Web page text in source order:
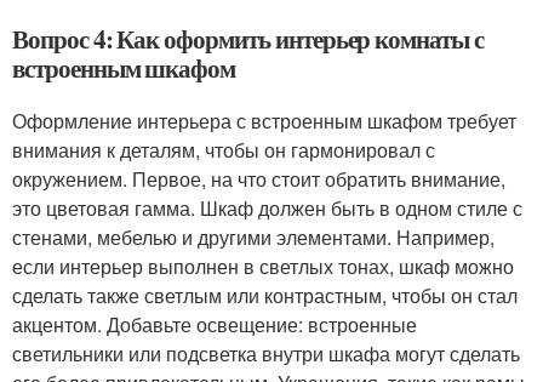
Вопрос 4: Как оформить интерьер комнаты с
встроенным шкафом
Оформление интерьера с встроенным шкафом требует
внимания к деталям, чтобы он гармонировал с
окружением. Первое, на что стоит обратить внимание,
это цветовая гамма. Шкаф должен быть в одном стиле с
стенами, мебелью и другими элементами. Например,
если интерьер выполнен в светлых тонах, шкаф можно
сделать также светлым или контрастным, чтобы он стал
акцентом. Добавьте освещение: встроенные
светильники или подсветка внутри шкафа могут сделать